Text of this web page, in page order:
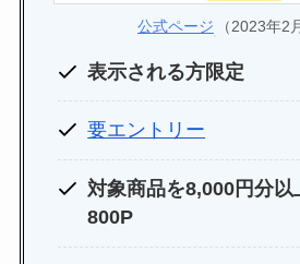
公式ページ （2023年2
表示される方限定
要エントリー
対象商品を8,000円分以
800P